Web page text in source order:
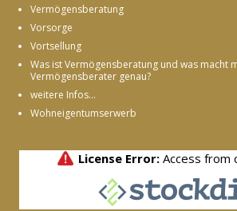
Vermögensberatung
Vorsorge
Vortsellung
Was ist Vermögensberatung und was macht
Vermögensberater genau?
weitere Infos...
Wohneigentumserwerb